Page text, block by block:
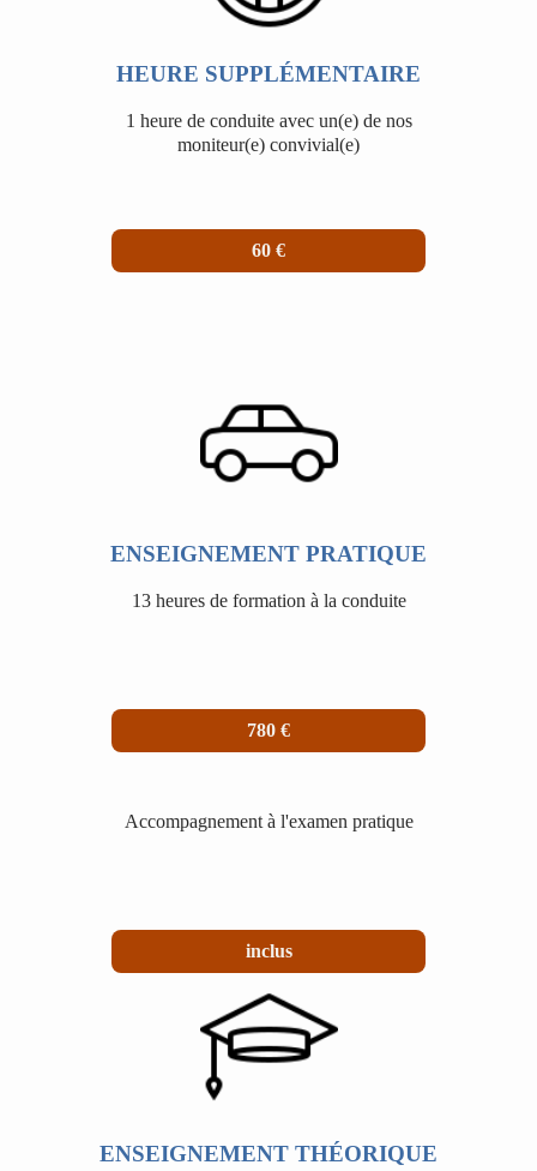
HEURE SUPPLÉMENTAIRE
1 heure de conduite avec un(e) de nos
moniteur(e) convivial(e)
60 €
ENSEIGNEMENT PRATIQUE
13 heures de formation à la conduite
780 €
Accompagnement à l'examen pratique
inclus
ENSEIGNEMENT THÉORIQUE